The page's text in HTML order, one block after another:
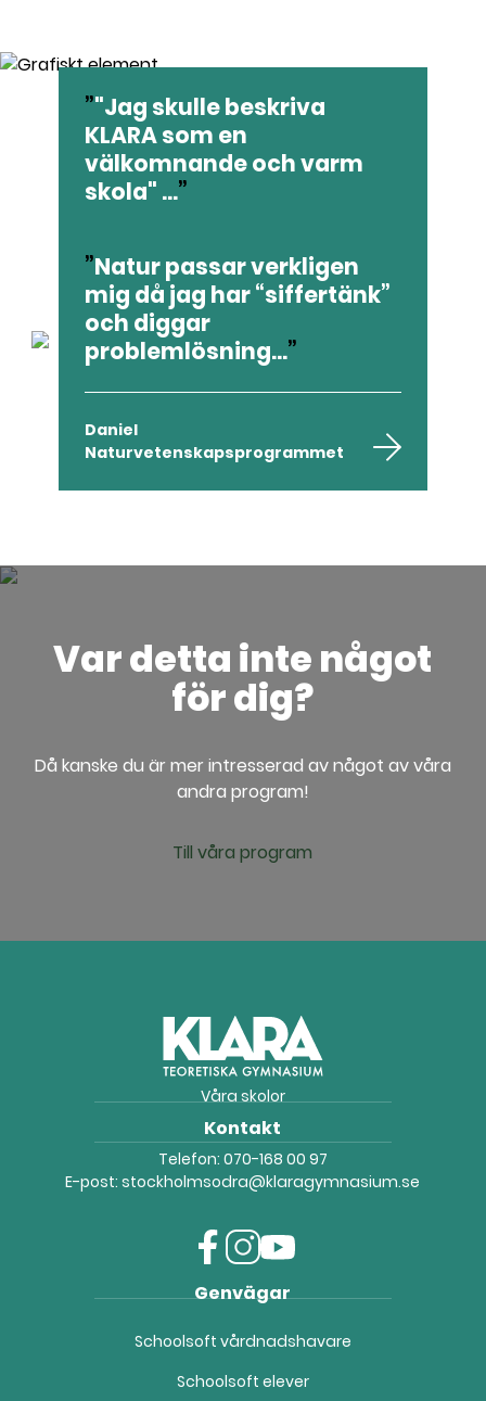
Elevintervjuer
"Jag skulle beskriva
KLARA som en
välkomnande och varm
skola" ...
Nike
Naturvetenskapsprogrammet
Natur passar verkligen
mig då jag har “siffertänk”
och diggar
problemlösning...
Daniel
Naturvetenskapsprogrammet
Var detta inte något
för dig?
Då kanske du är mer intresserad av något av våra
andra program!
Till våra program
Våra skolor
Kontakt
Telefon: 070-168 00 97
E-post:stockholmsodra@klaragymnasium.se
a
e
o
n
t
g
o
t
b
Genvägar
Schoolsoft vårdnadshavare
Schoolsoft elever